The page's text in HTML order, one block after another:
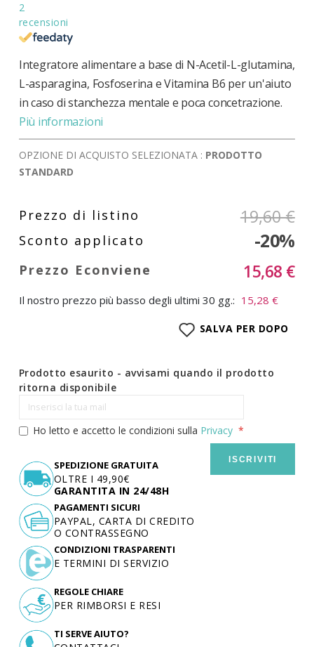
2
recensioni
Integratore alimentare a base di N-Acetil-L-glutamina,
L-asparagina, Fosfoserina e Vitamina B6 per un'aiuto
in caso di stanchezza mentale e poca concetrazione.
Più informazioni
OPZIONE DI ACQUISTO SELEZIONATA : PRODOTTO
STANDARD
19,60 €
-20%
15,68 €
Il nostro prezzo più basso degli ultimi 30 gg.: 15,28 €
SALVA PER DOPO
Prodotto esaurito - avvisami quando il prodotto
ritorna disponibile
Ho letto e accetto le condizioni sulla Privacy
ISCRIVITI
SPEDIZIONE GRATUITA
OLTRE I 49,90€
GARANTITA IN 24/48H
TI SERVE AIUTO?
PAGAMENTI SICURI
PAYPAL, CARTA DI CREDITO
O CONTRASSEGNO
CONDIZIONI TRASPARENTI
E TERMINI DI SERVIZIO
REGOLE CHIARE
PER RIMBORSI E RESI